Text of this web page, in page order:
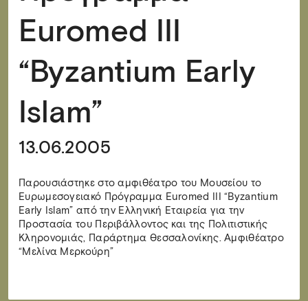
Euromed III
“Byzantium Early
Islam”
13.06.2005
Παρουσιάστηκε στο αμφιθέατρο του Μουσείου το
Ευρωμεσογειακό Πρόγραμμα Euromed III “Byzantium
Early Islam” από την Ελληνική Εταιρεία για την
Προστασία του Περιβάλλοντος και της Πολιτιστικής
Κληρονομιάς, Παράρτημα Θεσσαλονίκης. Αμφιθέατρο
“Μελίνα Μερκούρη”